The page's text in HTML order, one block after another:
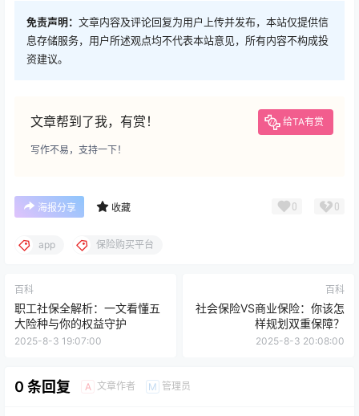
免责声明： 文章内容及评论回复为用户上传并发布，本站仅提供信
息存储服务，用户所述观点均不代表本站意见，所有内容不构成投
资建议。
文章帮到了我，有赏！ 给TA有赏
写作不易，支持一下！
海报分享 收藏 0 0
app 保险购买平台
百科
职工社保全解析：一文看懂五
大险种与你的权益守护
2025-8-3 19:07:00
百科
社会保险VS商业保险：你该怎
样规划双重保障？
2025-8-3 20:08:00
0 条回复 A 文章作者 M 管理员